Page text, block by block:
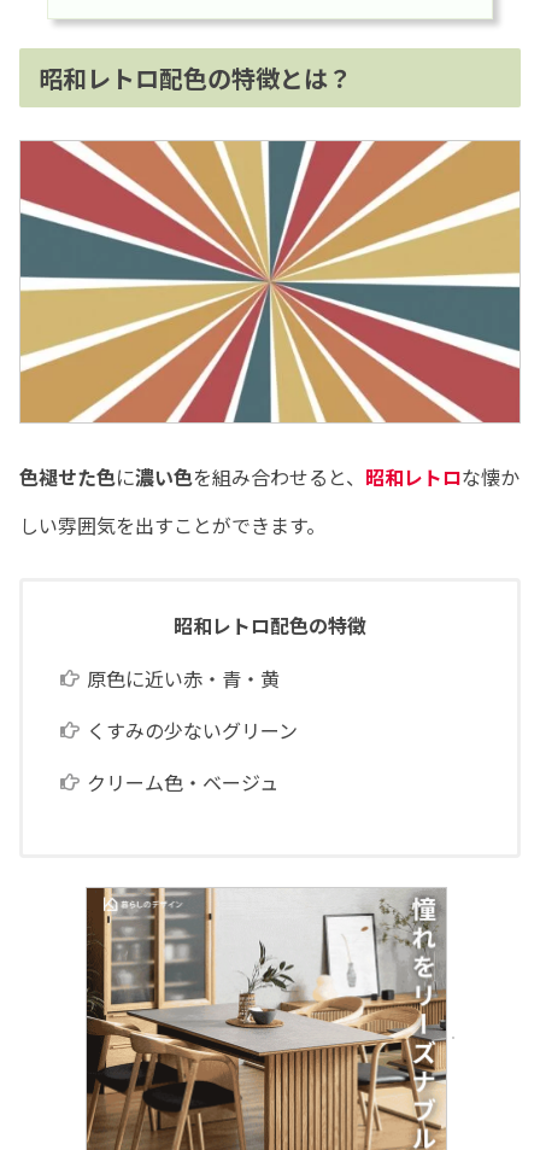
昭和レトロ配色の特徴とは？
色褪せた色に濃い色を組み合わせると、 昭和レトロな懐か
しい雰囲気を出すことができます。
昭和レトロ配色の特徴
原色に近い赤・青・黄
くすみの少ないグリーン
クリーム色・ベージュ